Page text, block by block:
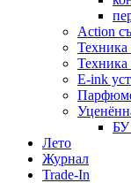
Action
Техника
Техника
E-ink
БУ
Лето
Журнал
Trade-In